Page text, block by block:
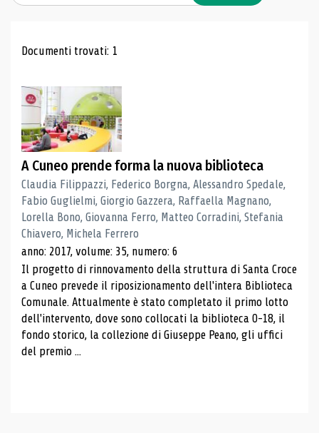
Risultati di ricerca
Documenti trovati: 1
A Cuneo prende forma la nuova biblioteca
Claudia Filippazzi, Federico Borgna, Alessandro Spedale,
Fabio Guglielmi, Giorgio Gazzera, Raffaella Magnano,
Lorella Bono, Giovanna Ferro, Matteo Corradini, Stefania
Chiavero, Michela Ferrero
anno: 2017, volume: 35, numero: 6
Il progetto di rinnovamento della struttura di Santa Croce
a Cuneo prevede il riposizionamento dell'intera Biblioteca
Comunale. Attualmente è stato completato il primo lotto
dell'intervento, dove sono collocati la biblioteca 0-18, il
fondo storico, la collezione di Giuseppe Peano, gli uffici
del premio ...